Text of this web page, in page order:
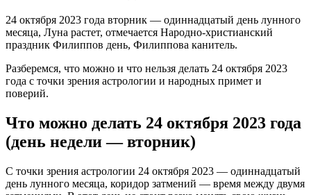
24 октября 2023 года вторник — одиннадцатый день лунного
месяца, Луна растет, отмечается Народно-христианский
праздник Филиппов день, Филиппова канитель.
Разберемся, что можно и что нельзя делать 24 октября 2023
года с точки зрения астрологии и народных примет и
поверий.
Что можно делать 24 октября 2023 года
(день недели — вторник)
С точки зрения астрологии 24 октября 2023 — одиннадцатый
день лунного месяца, коридор затмений — время между двумя